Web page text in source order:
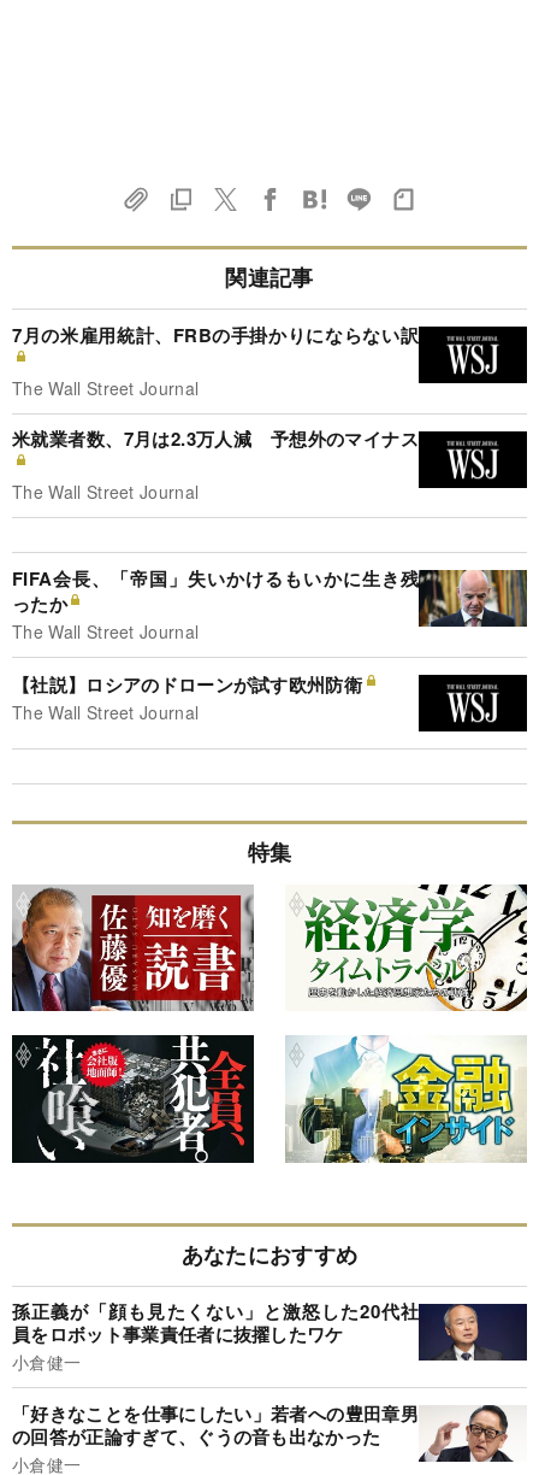
関連記事
7月の米雇用統計、FRBの手掛かりにならない訳
The Wall Street Journal
米就業者数、7月は2.3万人減 予想外のマイナス
The Wall Street Journal
FIFA会長、「帝国」失いかけるもいかに生き残
ったか
The Wall Street Journal
【社説】ロシアのドローンが試す欧州防衛
The Wall Street Journal
特集
あなたにおすすめ
孫正義が「顔も見たくない」と激怒した20代社
員をロボット事業責任者に抜擢したワケ
小倉健一
「好きなことを仕事にしたい」若者への豊田章男
の回答が正論すぎて、ぐうの音も出なかった
小倉健一